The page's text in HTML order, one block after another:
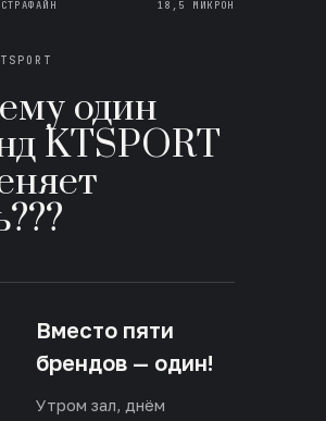
18,5 МИКРОН
один
KTSPORT
Вместо пяти
брендов — один!
Утром зал, днём